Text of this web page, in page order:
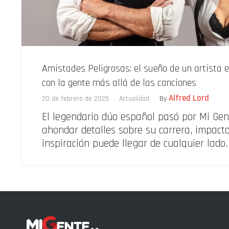
Amistades Peligrosas: el sueño de un artista
con la gente más allá de las canciones
20 de febrero de 2025 Actualidad By Alfred Lord
El legendario dúo español pasó por Mi
ahondar detalles sobre su carrera,
inspiración puede llegar de cualquier lado.